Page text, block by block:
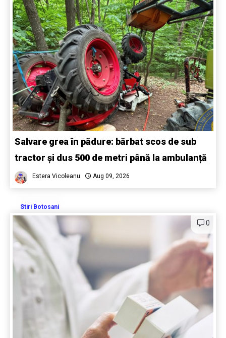
Salvare grea în pădure: bărbat scos de sub
tractor și dus 500 de metri până la ambulanță
Estera Vicoleanu Aug 09, 2026
Stiri Botosani
0